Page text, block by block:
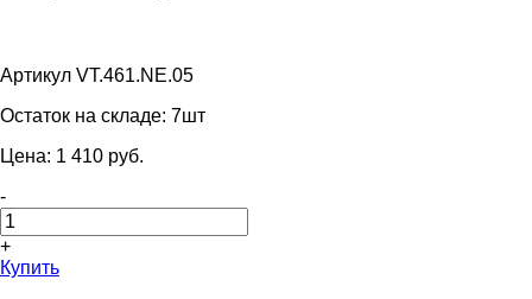
Артикул VT.461.NE.05
Остаток на складе: 7шт
Цена: 1 410 pуб.
-
+
Купить